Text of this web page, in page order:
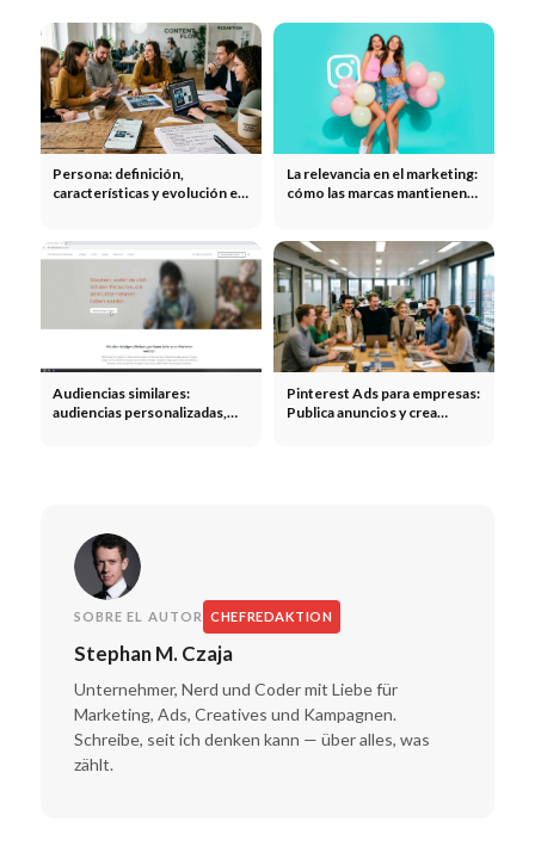
Persona: definición,
características y evolución en
La relevancia en el marketing:
cómo las marcas mantienen
Audiencias similares:
audiencias personalizadas,
Pinterest Ads para empresas:
Publica anuncios y crea
SOBRE EL AUTOR CHEFREDAKTION
Stephan M. Czaja
Unternehmer, Nerd und Coder mit Liebe für
Marketing, Ads, Creatives und Kampagnen.
Schreibe, seit ich denken kann — über alles, was
zählt.